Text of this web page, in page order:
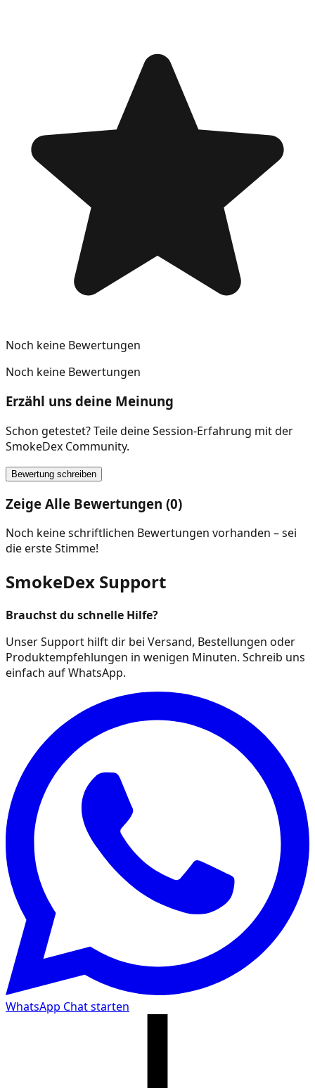
Noch keine Bewertungen
Noch keine Bewertungen
Erzähl uns deine Meinung
Schon getestet? Teile deine Session-Erfahrung mit der
SmokeDex Community.
Bewertung schreiben
Zeige Alle Bewertungen (0)
Noch keine schriftlichen Bewertungen vorhanden – sei
die erste Stimme!
SmokeDex Support
Brauchst du schnelle Hilfe?
Unser Support hilft dir bei Versand, Bestellungen oder
Produktempfehlungen in wenigen Minuten. Schreib uns
einfach auf WhatsApp.
WhatsApp Chat starten